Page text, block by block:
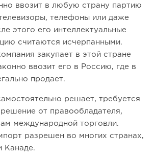
ввозит в любую страну партию
телефоны или даже
этого его интеллектуальные
считаются исчерпанными.
закупает в этой стране
ввозит его в Россию, где в
продает.
решает, требуется
от правообладателя,
международной торговли.
разрешен во многих странах,
Канаде.